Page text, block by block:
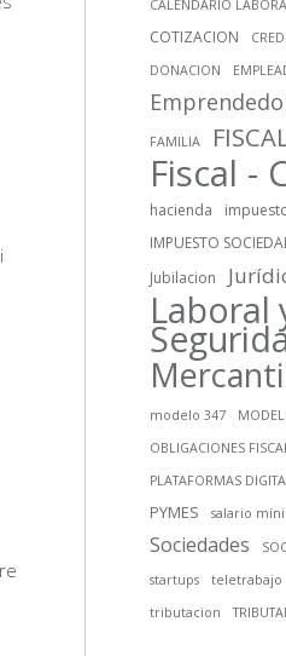
CALENDARIO
COTIZACION
DONACION
FAMILIA
Fiscal -
hacienda
IMPUESTO
Jubilacion
Laboral
modelo 347
OBLIGACIONES
PLATAFORMAS
PYMES salario
Sociedades
startups
teletrabajo
tributacion